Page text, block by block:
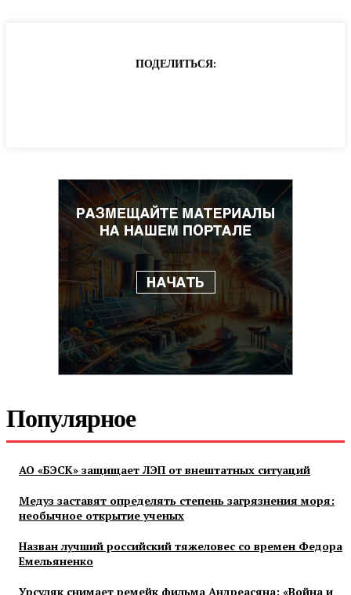
ПОДЕЛИТЬСЯ:
Популярное
АО «БЭСК» защищает ЛЭП от внештатных ситуаций
Медуз заставят определять степень загрязнения моря:
необычное открытие ученых
Назван лучший российский тяжеловес со времен Федора
Емельяненко
Урсуляк снимает ремейк фильма Андреасяна: «Война и